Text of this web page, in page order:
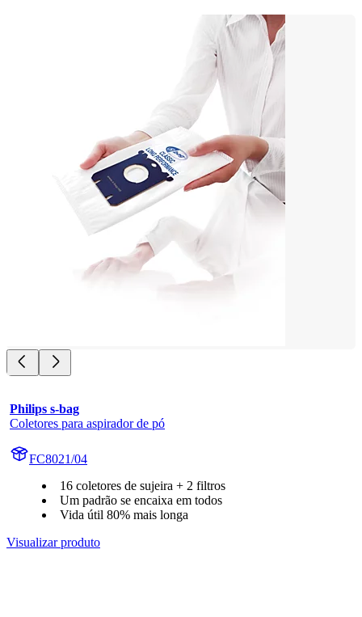
Philips s-bag
Coletores para aspirador de pó
FC8021/04
16 coletores de sujeira + 2 filtros
Um padrão se encaixa em todos
Vida útil 80% mais longa
Visualizar produto